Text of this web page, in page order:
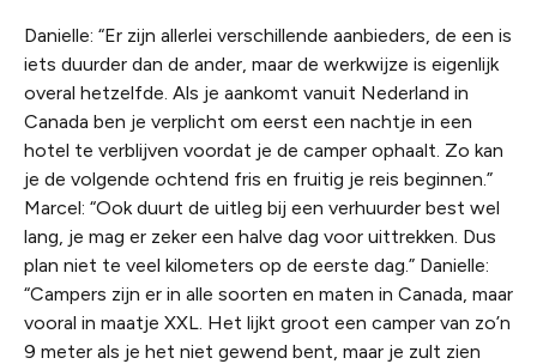
Danielle: “Er zijn allerlei verschillende aanbieders, de een is
iets duurder dan de ander, maar de werkwijze is eigenlijk
overal hetzelfde. Als je aankomt vanuit Nederland in
Canada ben je verplicht om eerst een nachtje in een
hotel te verblijven voordat je de camper ophaalt. Zo kan
je de volgende ochtend fris en fruitig je reis beginnen.”
Marcel: “Ook duurt de uitleg bij een verhuurder best wel
lang, je mag er zeker een halve dag voor uittrekken. Dus
plan niet te veel kilometers op de eerste dag.” Danielle:
“Campers zijn er in alle soorten en maten in Canada, maar
vooral in maatje XXL. Het lijkt groot een camper van zo’n
9 meter als je het niet gewend bent, maar je zult zien